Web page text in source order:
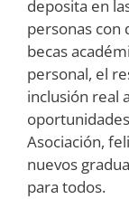
deposita en
personas con
becas
personal, el
inclusión real
Asociación,
nuevos
para todos.